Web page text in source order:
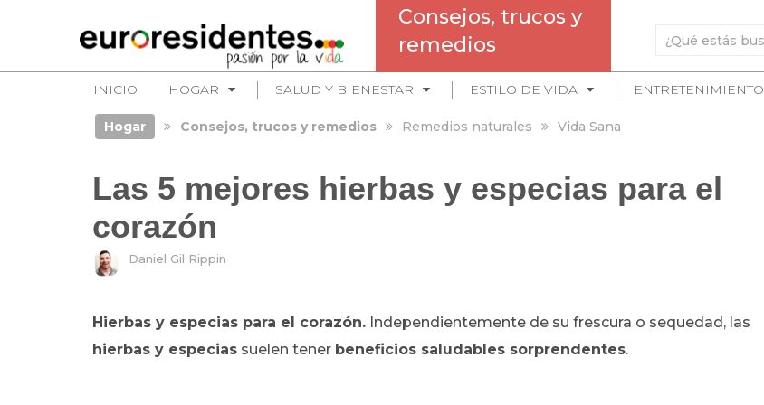
Consejos, trucos y
remedios
INICIO HOGAR SALUD Y BIENESTAR ESTILO DE VIDA ENTRETENIMIENTO
Hogar Consejos, trucos y remedios Remedios naturales Vida Sana
Las 5 mejores hierbas y especias para el
corazón
Daniel Gil Rippin
Hierbas y especias para el corazón. Independientemente de su frescura o sequedad, las
hierbas y especias suelen tener beneficios saludables sorprendentes.